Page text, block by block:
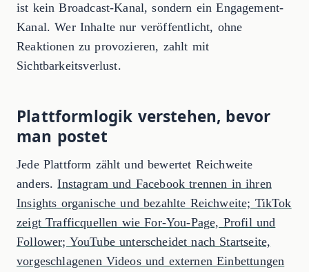
ist kein Broadcast-Kanal, sondern ein Engagement-
Kanal. Wer Inhalte nur veröffentlicht, ohne
Reaktionen zu provozieren, zahlt mit
Sichtbarkeitsverlust.
Plattformlogik verstehen, bevor
man postet
Jede Plattform zählt und bewertet Reichweite
anders.Instagram und Facebook trennen in ihren
Insights organische und bezahlte Reichweite; TikTok
zeigt Trafficquellen wie For-You-Page, Profil und
Follower; YouTube unterscheidet nach Startseite,
vorgeschlagenen Videos und externen Einbettungen